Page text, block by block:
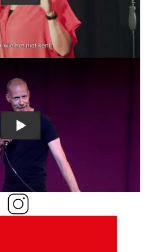
David Galle live in Waregem